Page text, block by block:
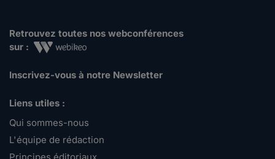
Retrouvez toutes nos webconférences
sur :
Inscrivez-vous à notre Newsletter
Liens utiles :
Qui sommes-nous
L'équipe de rédaction
Principes éditoriaux